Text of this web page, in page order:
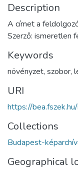
Description
A címet a
Szerző: ismeretlen
Keywords
növényzet, szobor,
URI
https://
Collections
Budapest-
Geographical